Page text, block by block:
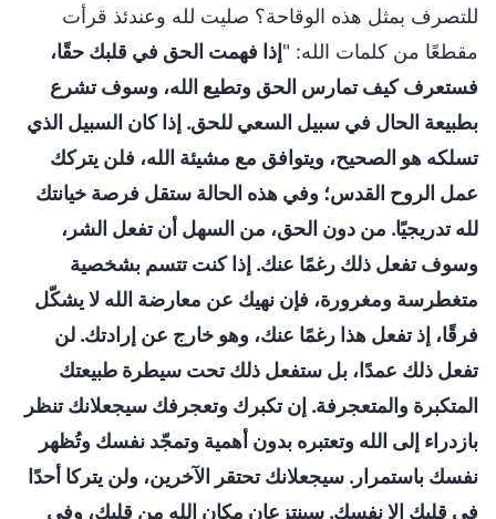
للتصرف بمثل هذه الوقاحة؟ صليت لله وعندئذ قرأت
مقطعًا من كلمات الله: "إذا فهمت الحق في قلبك حقًا،
فستعرف كيف تمارس الحق وتطيع الله، وسوف تشرع
بطبيعة الحال في سبيل السعي للحق. إذا كان السبيل الذي
تسلكه هو الصحيح، ويتوافق مع مشيئة الله، فلن يتركك
عمل الروح القدس؛ وفي هذه الحالة ستقل فرصة خيانتك
لله تدريجيًا. من دون الحق، من السهل أن تفعل الشر،
وسوف تفعل ذلك رغمًا عنك. إذا كنت تتسم بشخصية
متغطرسة ومغرورة، فإن نهيك عن معارضة الله لا يشكّل
فرقًا، إذ تفعل هذا رغمًا عنك، وهو خارج عن إرادتك. لن
تفعل ذلك عمدًا، بل ستفعل ذلك تحت سيطرة طبيعتك
المتكبرة والمتعجرفة. إن تكبرك وتعجرفك سيجعلانك تنظر
بازدراء إلى الله وتعتبره بدون أهمية وتمجّد نفسك وتُظهر
نفسك باستمرار. سيجعلانك تحتقر الآخرين، ولن يتركا أحدًا
في قلبك إلا نفسك. سينتزعان مكان الله من قلبك، وفي